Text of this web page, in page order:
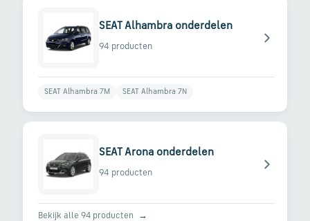
SEAT Alhambra onderdelen
94 producten
SEAT Alhambra 7M SEAT Alhambra 7N
SEAT Arona onderdelen
94 producten
Bekijk alle 94 producten →